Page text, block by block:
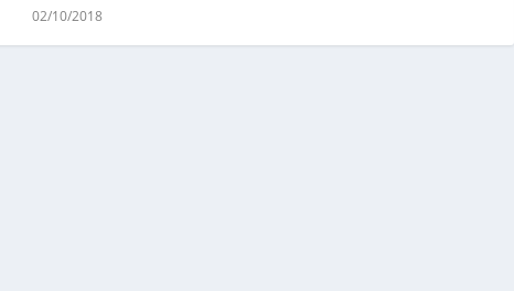
02/10/2018